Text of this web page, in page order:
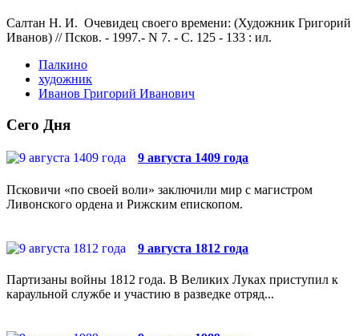
Салтан Н. И. Очевидец своего времени: (Художник Григорий
Иванов) // Псков. - 1997.- N 7. - С. 125 - 133 : ил.
Палкино
художник
Иванов Григорий Иванович
Сего Дня
9 августа 1409 года
Псковичи «по своей воли» заключили мир с магистром
Ливонского ордена и Рижским епископом.
9 августа 1812 года
Партизаны войны 1812 года. В Великих Луках приступил к
караульной службе и участию в разведке отряд...